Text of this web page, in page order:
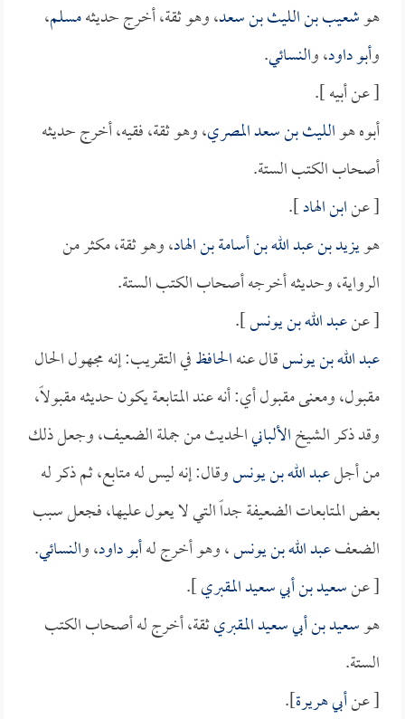
هوشعيب بن الليث بن سعد، وهو ثقة، أخرج حديثهمسلم،
وأبو داود، والنسائي.
[ عن أبيه ].
أبوه هوالليث بن سعد المصري، وهو ثقة، فقيه، أخرج حديثه
أصحاب الكتب الستة.
[ عنابن الهاد].
هويزيد بن عبد الله بن أسامة بن الهاد، وهو ثقة، مكثر من
الرواية، وحديثه أخرجه أصحاب الكتب الستة.
[ عنعبد الله بن يونس].
عبد الله بن يونسقال عنهالحافظفي التقريب: إنه مجهول الحال
مقبول، ومعنى مقبول أي: أنه عند المتابعة يكون حديثه مقبولاً،
وقد ذكر الشيخالألبانيالحديث من جملة الضعيف، وجعل ذلك
من أجلعبد الله بن يونسوقال: إنه ليس له متابع، ثم ذكر له
بعض المتابعات الضعيفة جداً التي لا يعول عليها، فجعل سبب
الضعفعبد الله بن يونس، وهو أخرج لهأبو داود، والنسائي.
[ عنسعيد بن أبي سعيد المقبري].
هوسعيد بن أبي سعيد المقبريثقة، أخرج له أصحاب الكتب
الستة.
[ عنأبي هريرة].